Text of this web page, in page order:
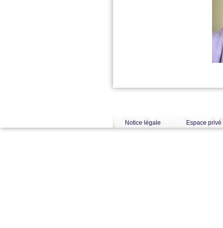
Notice légale Espace privé